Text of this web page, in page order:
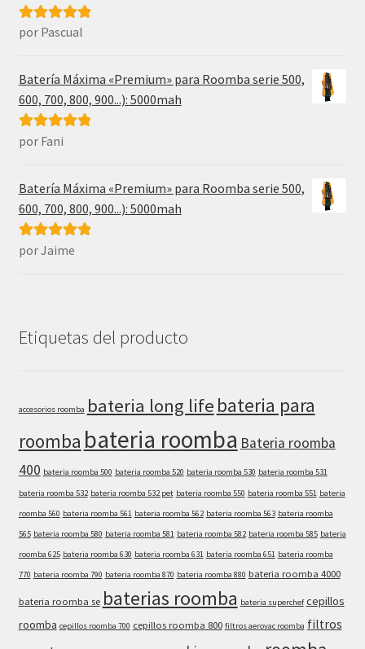
Valorado con
por Pascual
Batería Máxima «Premium» para Roomba serie 500,
600, 700, 800, 900...): 5000mah
Valorado con
por Fani
Batería Máxima «Premium» para Roomba serie 500,
600, 700, 800, 900...): 5000mah
Valorado con
por Jaime
Etiquetas del producto
accesorios roomba bateria long life bateria para
roomba bateria roomba Bateria roomba
400 bateria roomba 500 bateria roomba 520 bateria roomba 530 bateria roomba 531
bateria roomba 532 bateria roomba 532 pet bateria roomba 550 bateria roomba 551 bateria
roomba 560 bateria roomba 561 bateria roomba 562 bateria roomba 563 bateria roomba
565 bateria roomba 580 bateria roomba 581 bateria roomba 582 bateria roomba 585 bateria
roomba 625 bateria roomba 630 bateria roomba 631 bateria roomba 651 bateria roomba
770 bateria roomba 790 bateria roomba 870 bateria roomba 880 bateria roomba 4000
bateria roomba se baterias roomba bateria superchef cepillos
roomba cepillos roomba 700 cepillos roomba 800 filtros aerovac roomba filtros